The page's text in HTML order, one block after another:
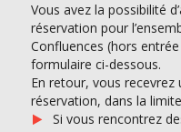
Vous avez la possibilité
réservation pour
Confluences (hors
formulaire ci-dessous.
En retour, vous
réservation, dans la
Si vous rencontrez